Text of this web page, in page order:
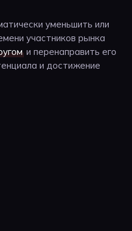
уменьшить или
участников рынка
и перенаправить его
и достижение